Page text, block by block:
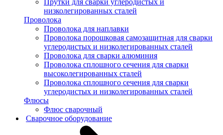
низколегированных сталей
Проволока
Проволока для наплавки
Проволока порошковая самозащитная для сварки
углеродистых и низколегированных сталей
Проволока для сварки алюминия
Проволока сплошного сечения для сварки
высоколегированных сталей
Проволока сплошного сечения для сварки
углеродистых и низколегированных сталей
Флюсы
Флюс сварочный
Сварочное оборудование